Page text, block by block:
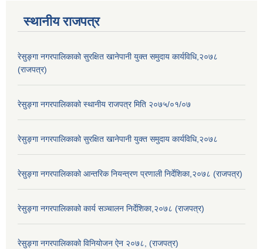
स्थानीय राजपत्र
रेसुङ्गा नगरपालिकाको सुरक्षित खानेपानी युक्त समुदाय कार्यविधि,२०७८
(राजपत्र)
रेसुङ्गा नगरपालिकाको स्थानीय राजपत्र मिति २०७५/०१/०७
रेसुङ्गा नगरपालिकाको सुरक्षित खानेपानी युक्त समुदाय कार्यविधि,२०७८
रेसुङ्गा नगरपालिकाको आन्तरिक नियन्त्रण प्रणाली निर्देशिका,२०७८ (राजपत्र)
रेसुङ्गा नगरपालिकाको कार्य सञ्चालन निर्देशिका,२०७८ (राजपत्र)
रेसुङ्गा नगरपालिकाको विनियोजन ऐन २०७८, (राजपत्र)